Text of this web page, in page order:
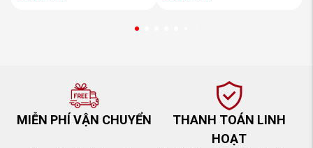
MIỄN PHÍ VẬN CHUYỂN
THANH TOÁN LINH
HOẠT